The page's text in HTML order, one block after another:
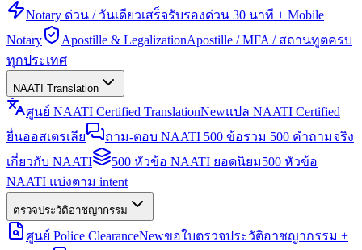
Notary ด่วน / วันเดียวเสร็จรับรองด่วน 30 นาที + Mobile
Notary
Apostille & LegalizationApostille / MFA / สถานทูตครบ
ทุกประเทศ
NAATI Translation
ศูนย์ NAATI Certified TranslationNewแปล NAATI Certified
ยื่นออสเตรเลีย
ถาม-ตอบ NAATI 500 ข้อรวม 500 คำถามจริง
เกี่ยวกับ NAATI
500 หัวข้อ NAATI ยอดนิยม500 หัวข้อ
NAATI แบ่งตาม intent
ตรวจประวัติอาชญากรรม
ศูนย์ Police ClearanceNewขอใบตรวจประวัติอาชญากรรม +